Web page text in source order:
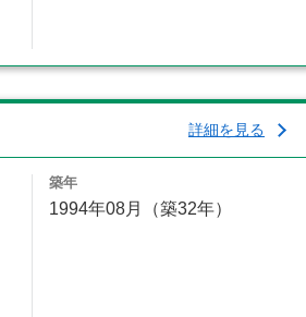
詳細を見る
築年
1994年08月（築32年）